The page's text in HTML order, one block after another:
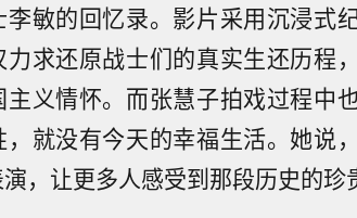
敏的回忆录。影片采用沉浸式
力求还原战士们的真实生还历程
义情怀。而张慧子拍戏过程中
就没有今天的幸福生活。她说
，让更多人感受到那段历史的珍